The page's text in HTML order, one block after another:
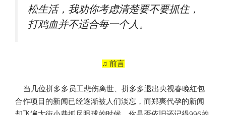
松生活，我劝你考虑清楚要不要抓住，
打鸡血并不适合每一个人。
♫ 前言
当几位拼多多员工悲伤离世、拼多多退出央视春晚红包
合作项目的新闻已经逐渐被人们淡忘，而郑爽代孕的新闻